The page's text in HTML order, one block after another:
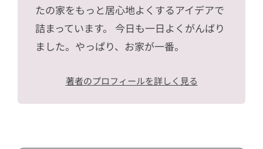
たの家をもっと居心地よくするアイデアで
詰まっています。 今日も一日よくがんばり
ました。やっぱり、お家が一番。
著者のプロフィールを詳しく見る